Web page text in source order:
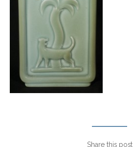
Share this post